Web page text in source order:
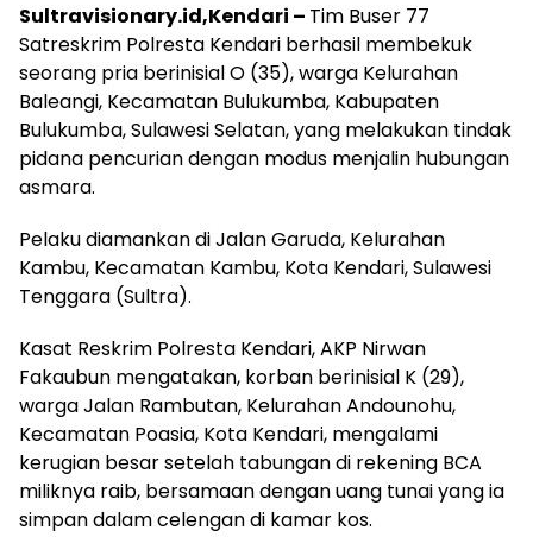
Sultravisionary.id,Kendari – Tim Buser 77
Satreskrim Polresta Kendari berhasil membekuk
seorang pria berinisial O (35), warga Kelurahan
Baleangi, Kecamatan Bulukumba, Kabupaten
Bulukumba, Sulawesi Selatan, yang melakukan tindak
pidana pencurian dengan modus menjalin hubungan
asmara.
Pelaku diamankan di Jalan Garuda, Kelurahan
Kambu, Kecamatan Kambu, Kota Kendari, Sulawesi
Tenggara (Sultra).
Kasat Reskrim Polresta Kendari, AKP Nirwan
Fakaubun mengatakan, korban berinisial K (29),
warga Jalan Rambutan, Kelurahan Andounohu,
Kecamatan Poasia, Kota Kendari, mengalami
kerugian besar setelah tabungan di rekening BCA
miliknya raib, bersamaan dengan uang tunai yang ia
simpan dalam celengan di kamar kos.